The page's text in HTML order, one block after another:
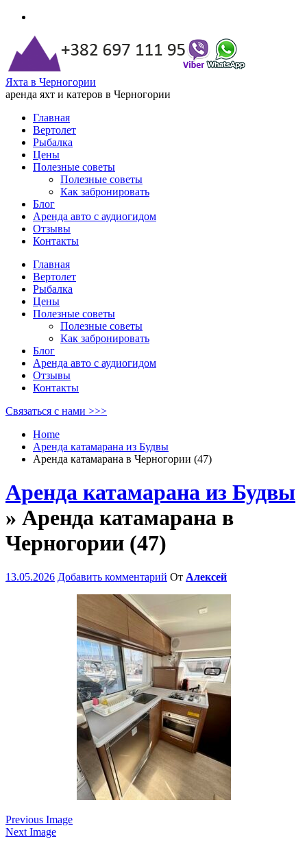
Яхта в Черногории
аренда яхт и катеров в Черногории
Главная
Вертолет
Рыбалка
Цены
Полезные советы
Полезные советы
Как забронировать
Блог
Аренда авто с аудиогидом
Отзывы
Контакты
Главная
Вертолет
Рыбалка
Цены
Полезные советы
Полезные советы
Как забронировать
Блог
Аренда авто с аудиогидом
Отзывы
Контакты
Связаться с нами >>>
Home
Аренда катамарана из Будвы
Аренда катамарана в Черногории (47)
Аренда катамарана из Будвы
» Аренда катамарана в
Черногории (47)
13.05.2026 Добавить комментарий От Алексей
Previous Image
Next Image